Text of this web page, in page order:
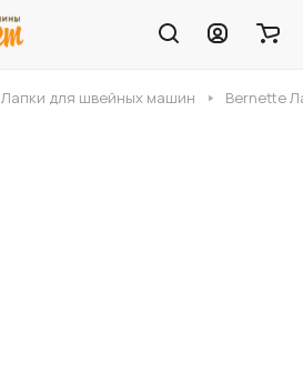
Лапки для швейных машин Bernette